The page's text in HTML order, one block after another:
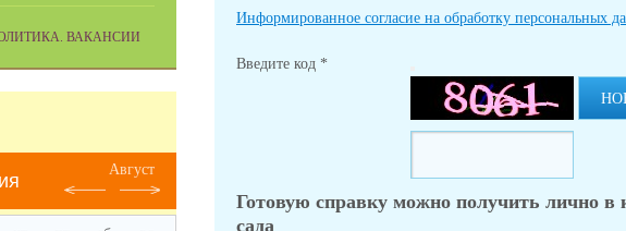
Информированное согласие на обработку персональных
Введите код *
Готовую справку можно получить лично в
сада
ВАКАНСИИ
Август